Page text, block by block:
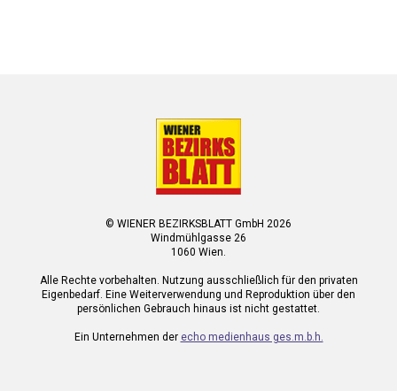
© WIENER BEZIRKSBLATT GmbH 2026
Windmühlgasse 26
1060 Wien.
Alle Rechte vorbehalten. Nutzung ausschließlich für den privaten
Eigenbedarf. Eine Weiterverwendung und Reproduktion über den
persönlichen Gebrauch hinaus ist nicht gestattet.
Ein Unternehmen der echo medienhaus ges.m.b.h.